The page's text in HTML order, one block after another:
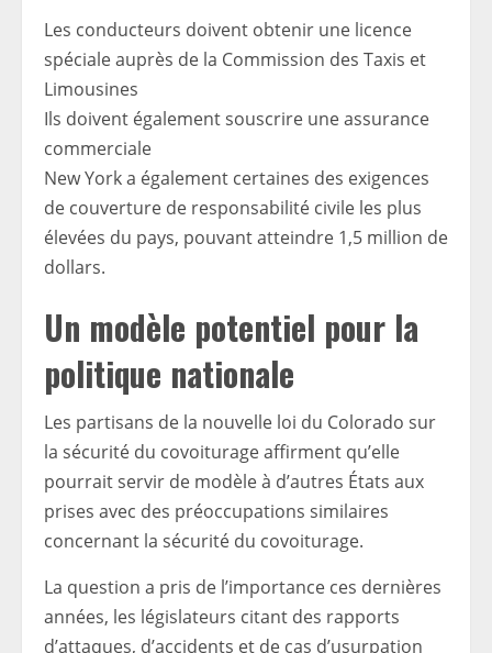
Les conducteurs doivent obtenir une licence
spéciale auprès de la Commission des Taxis et
Limousines
Ils doivent également souscrire une assurance
commerciale
New York a également certaines des exigences
de couverture de responsabilité civile les plus
élevées du pays, pouvant atteindre 1,5 million de
dollars.
Un modèle potentiel pour la
politique nationale
Les partisans de la nouvelle loi du Colorado sur
la sécurité du covoiturage affirment qu’elle
pourrait servir de modèle à d’autres États aux
prises avec des préoccupations similaires
concernant la sécurité du covoiturage.
La question a pris de l’importance ces dernières
années, les législateurs citant des rapports
d’attaques, d’accidents et de cas d’usurpation